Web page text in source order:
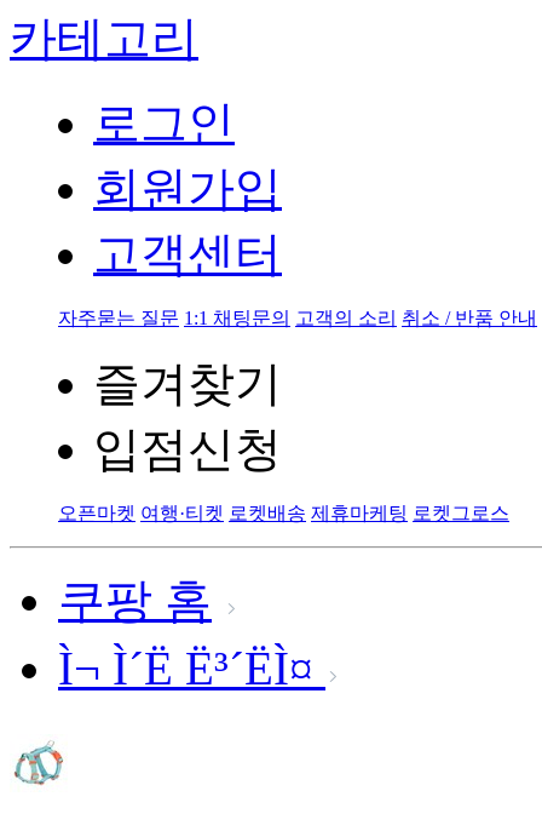
카테고리
로그인
회원가입
고객센터
자주묻는 질문 1:1 채팅문의 고객의 소리 취소 / 반품 안내
즐겨찾기
입점신청
오픈마켓 여행·티켓 로켓배송 제휴마케팅 로켓그로스
쿠팡 홈
Ì¬ Ì´Ë Ë³´ËÌ¤